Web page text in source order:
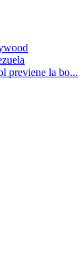
previene la bo...